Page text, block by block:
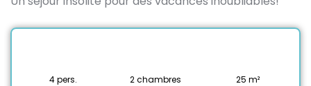
4 pers. 2 chambres 25 m²